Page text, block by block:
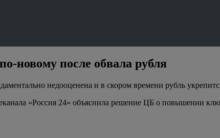
новому после обвала рубля
недооценена и в скором времени рубль
«Россия 24» объяснила решение ЦБ о повышении